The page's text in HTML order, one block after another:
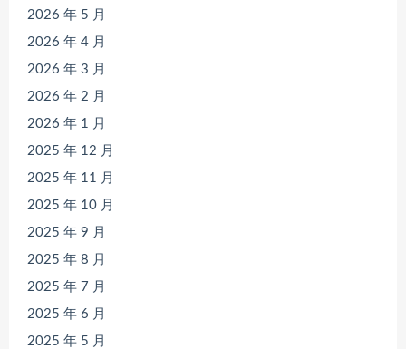
2026 年 5 月
2026 年 4 月
2026 年 3 月
2026 年 2 月
2026 年 1 月
2025 年 12 月
2025 年 11 月
2025 年 10 月
2025 年 9 月
2025 年 8 月
2025 年 7 月
2025 年 6 月
2025 年 5 月